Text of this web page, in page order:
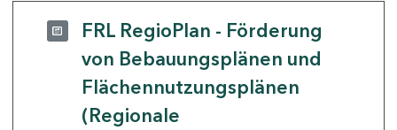
FRL RegioPlan - Förderung
von Bebauungsplänen und
Flächennutzungsplänen
(Regionale